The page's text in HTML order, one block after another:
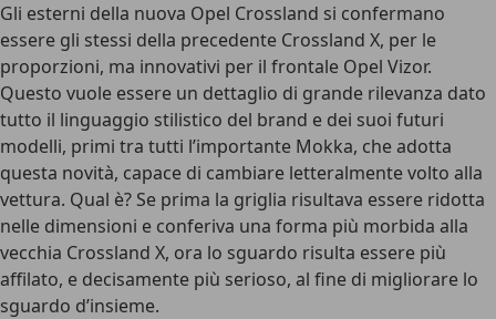
Gli esterni della nuova Opel Crossland si confermano
essere gli stessi della precedente Crossland X, per le
proporzioni, ma innovativi per il frontale Opel Vizor.
Questo vuole essere un dettaglio di grande rilevanza dato
tutto il linguaggio stilistico del brand e dei suoi futuri
modelli, primi tra tutti l’importante Mokka, che adotta
questa novità, capace di cambiare letteralmente volto alla
vettura. Qual è? Se prima la griglia risultava essere ridotta
nelle dimensioni e conferiva una forma più morbida alla
vecchia Crossland X, ora lo sguardo risulta essere più
affilato, e decisamente più serioso, al fine di migliorare lo
sguardo d’insieme.